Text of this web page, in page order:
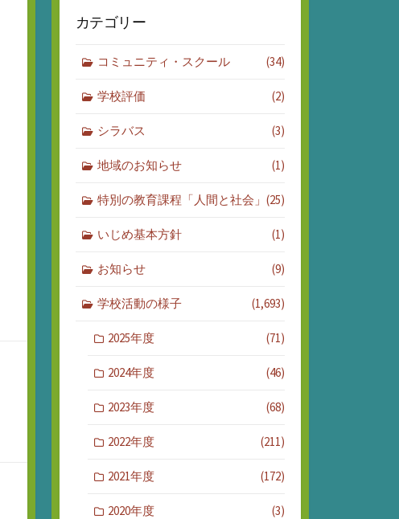
カテゴリー
コミュニティ・スクール (34)
学校評価 (2)
シラバス (3)
地域のお知らせ (1)
特別の教育課程「人間と社会」 (25)
いじめ基本方針 (1)
お知らせ (9)
学校活動の様子 (1,693)
2025年度 (71)
2024年度 (46)
2023年度 (68)
2022年度 (211)
2021年度 (172)
2020年度 (3)